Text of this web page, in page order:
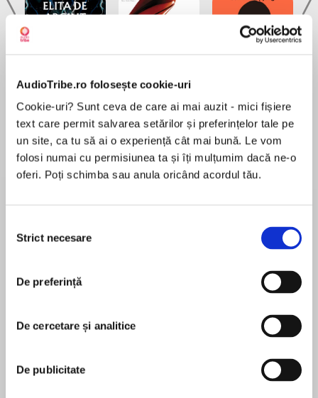
AudioTribe.ro folosește cookie-uri
Cookie-uri? Sunt ceva de care ai mai auzit - mici fișiere
text care permit salvarea setărilor și preferințelor tale pe
un site, ca tu să ai o experiență cât mai bună. Le vom
folosi numai cu permisiunea ta și îți mulțumim dacă ne-o
oferi. Poți schimba sau anula oricând acordul tău.
consimțământului
Strict necesare
De preferință
De cercetare și analitice
De publicitate
Elita de Argint (Elita
Diavolul se îmbracă de
Desprecarte
Allison Saft, New York Times bestselling author
Perfect for fans of Margaret Rogerson and
stunning cottagecore fantasy romance about a
girl with powerful and violent magic which she
must learn to control—or lose everything she
loves.
MAI MULT
pentru această carte
Catherine Bakewell is a writer, artist, and opera